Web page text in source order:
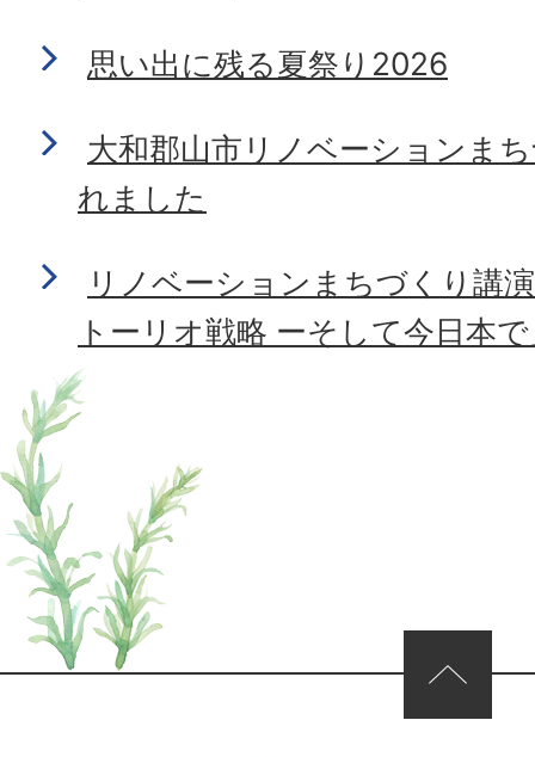
思い出に残る夏祭り2026
大和郡山市リノベーションま
れました
リノベーションまちづくり講
トーリオ戦略 ーそして今日本
ページの先頭へ